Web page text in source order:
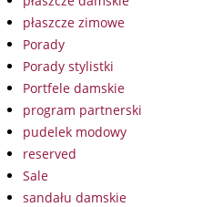
płaszcze zimowe
Porady
Porady stylistki
Portfele damskie
program partnerski
pudelek modowy
reserved
Sale
sandału damskie